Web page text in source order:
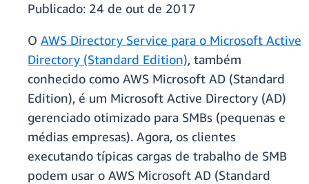
Publicado: 24 de out de 2017
O AWS Directory Service para o Microsoft Active
Directory (Standard Edition), também
conhecido como AWS Microsoft AD (Standard
Edition), é um Microsoft Active Directory (AD)
gerenciado otimizado para SMBs (pequenas e
médias empresas). Agora, os clientes
executando típicas cargas de trabalho de SMB
podem usar o AWS Microsoft AD (Standard